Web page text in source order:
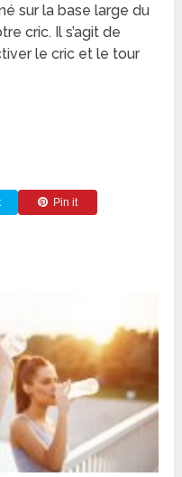
sur la base large du
cric. Il s’agit de
le cric et le tour
Pin it